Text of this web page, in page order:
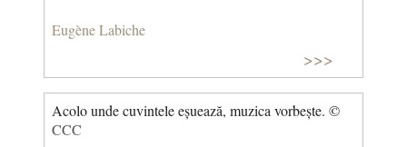
Eugène Labiche
>>>
Acolo unde cuvintele eșuează, muzica vorbește. ©
CCC